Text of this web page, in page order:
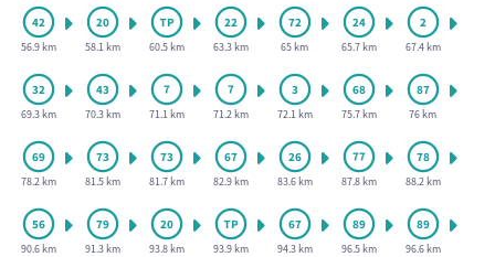
56.9 km 58.1 km 60.5 km 63.3 km 65 km 65.7 km 67.4 km
69.3 km 70.3 km 71.1 km 71.2 km 72.1 km 75.7 km 76 km
78.2 km 81.5 km 81.7 km 82.9 km 83.6 km 87.8 km 88.2 km
90.6 km 91.3 km 93.8 km 93.9 km 94.3 km 96.5 km 96.6 km